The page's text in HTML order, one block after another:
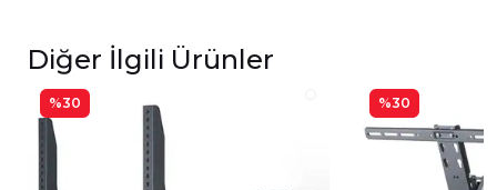
Diğer İlgili Ürünler
%30 %30